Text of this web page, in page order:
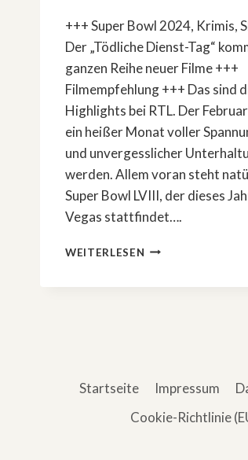
+++ Super Bowl 2024, Krimis,
Der „Tödliche Dienst-Tag“
ganzen Reihe neuer Filme +++
Filmempfehlung +++ Das sind
Highlights bei RTL. Der
ein heißer Monat voller
und unvergesslicher
werden. Allem voran steht
Super Bowl LVIII, der dieses
Vegas stattfindet….
WEITERLESEN DAS
Startseite Impressum
Cookie-Richtlinie